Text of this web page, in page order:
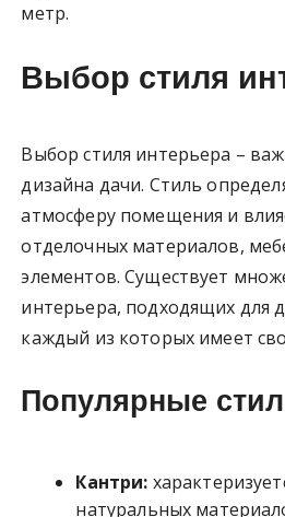
метр.
Выбор стиля
Выбор стиля интерьера –
дизайна дачи. Стиль
атмосферу помещения и
отделочных материалов,
элементов. Существует
интерьера, подходящих для
каждый из которых имеет
Популярные
Кантри:
натуральных